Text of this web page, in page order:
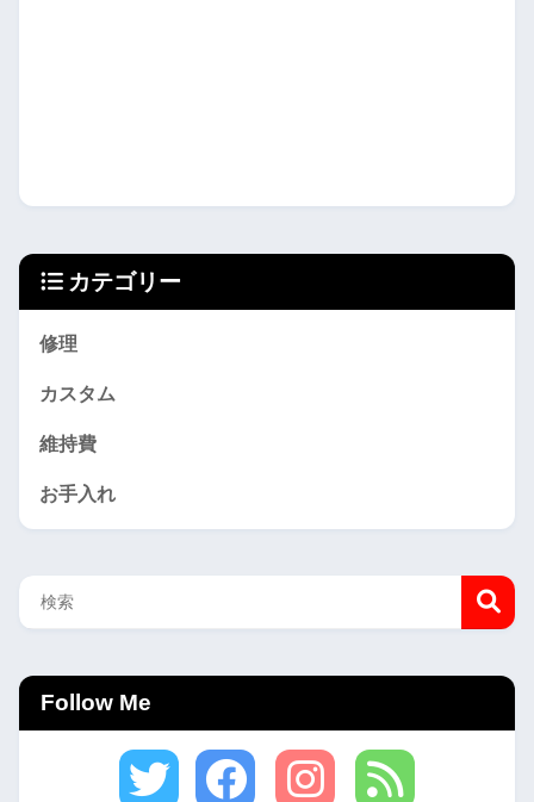
カテゴリー
修理
カスタム
維持費
お手入れ
Follow Me